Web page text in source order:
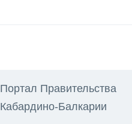
Портал Правительства
Кабардино-Балкарии